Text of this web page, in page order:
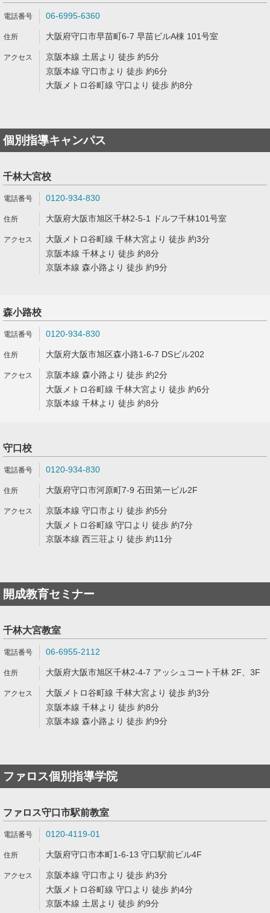
06-6995-6360
大阪府守口市早苗町6-7 早苗ビルA棟 101号室
京阪本線 土居より 徒歩 約5分
京阪本線 守口市より 徒歩 約6分
大阪メトロ谷町線 守口より 徒歩 約8分
個別指導キャンパス
千林大宮校
0120-934-830
大阪府大阪市旭区千林2-5-1 ドルフ千林101号室
大阪メトロ谷町線 千林大宮より 徒歩 約3分
京阪本線 千林より 徒歩 約8分
京阪本線 森小路より 徒歩 約9分
森小路校
0120-934-830
大阪府大阪市旭区森小路1-6-7 DSビル202
京阪本線 森小路より 徒歩 約2分
大阪メトロ谷町線 千林大宮より 徒歩 約6分
京阪本線 千林より 徒歩 約8分
守口校
0120-934-830
大阪府守口市河原町7-9 石田第一ビル2F
京阪本線 守口市より 徒歩 約5分
大阪メトロ谷町線 守口より 徒歩 約7分
京阪本線 西三荘より 徒歩 約11分
開成教育セミナー
千林大宮教室
06-6955-2112
大阪府大阪市旭区千林2-4-7 アッシュコート千林 2F、3F
大阪メトロ谷町線 千林大宮より 徒歩 約3分
京阪本線 千林より 徒歩 約8分
京阪本線 森小路より 徒歩 約9分
ファロス個別指導学院
ファロス守口市駅前教室
0120-4119-01
大阪府守口市本町1-6-13 守口駅前ビル4F
京阪本線 守口市より 徒歩 約3分
大阪メトロ谷町線 守口より 徒歩 約4分
京阪本線 土居より 徒歩 約9分